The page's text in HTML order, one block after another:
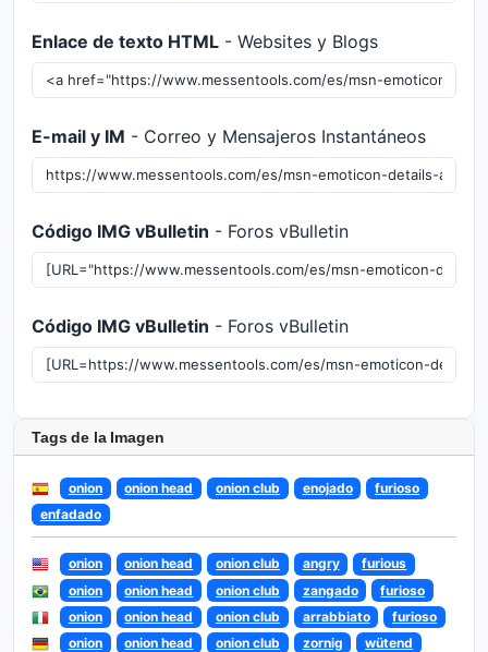
Enlace de texto HTML - Websites y Blogs
E-mail y IM - Correo y Mensajeros Instantáneos
Código IMG vBulletin - Foros vBulletin
Código IMG vBulletin - Foros vBulletin
Tags de la Imagen
onion onion head onion club enojado
furioso
enfadado
onion onion head onion club angry
furious
onion
onion head onion club zangado
furioso
onion
onion head onion club arrabbiato
furioso
onion
onion head onion club zornig
wütend